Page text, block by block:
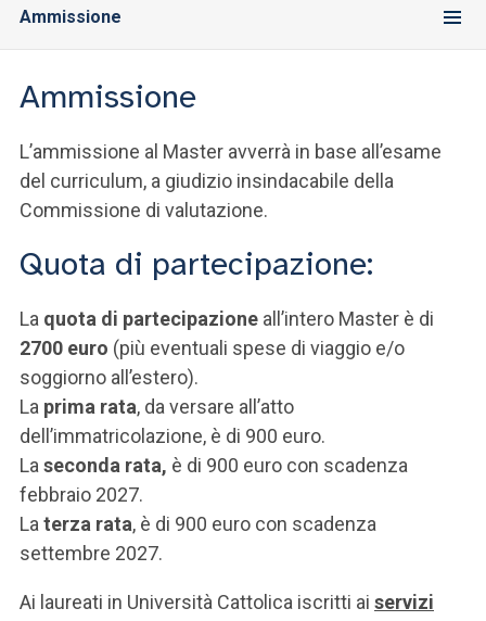
Ammissione
Ammissione
L’ammissione al Master avverrà in base all’esame
del curriculum, a giudizio insindacabile della
Commissione di valutazione.
Quota di partecipazione:
La quota di partecipazione all’intero Master è di
2700 euro (più eventuali spese di viaggio e/o
soggiorno all’estero).
La prima rata, da versare all’atto
dell’immatricolazione, è di 900 euro.
La seconda rata, è di 900 euro con scadenza
febbraio 2027.
La terza rata, è di 900 euro con scadenza
settembre 2027.
Ai laureati in Università Cattolica iscritti ai servizi